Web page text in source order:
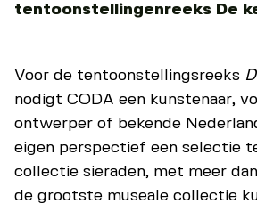
tentoonstellingenreeks De
Voor de tentoonstellingsreeks
nodigt CODA een kunstenaar,
ontwerper of bekende
eigen perspectief een selectie
collectie sieraden, met meer
de grootste museale collectie